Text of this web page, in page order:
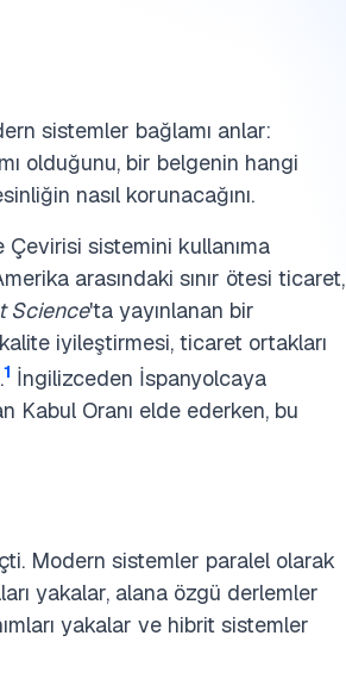
sistemler bağlamı anlar:
olduğunu, bir belgenin hangi
nasıl korunacağını.
Çevirisi sistemini kullanıma
arasındaki sınır ötesi ticaret,
Science'ta yayınlanan bir
iyileştirmesi, ticaret ortakları
1 İngilizceden İspanyolcaya
Kabul Oranı elde ederken, bu
Modern sistemler paralel olarak
yakalar, alana özgü derlemler
yakalar ve hibrit sistemler